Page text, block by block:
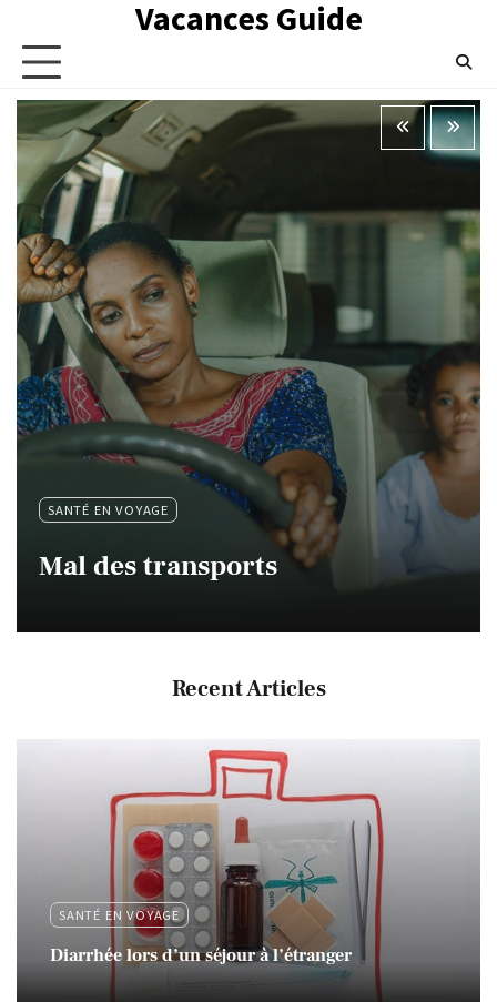
content
Vacances Guide
SANTÉ EN VOYAGE
Mal des transports
Recent Articles
SANTÉ EN VOYAGE
Diarrhée lors d’un séjour à l’étranger